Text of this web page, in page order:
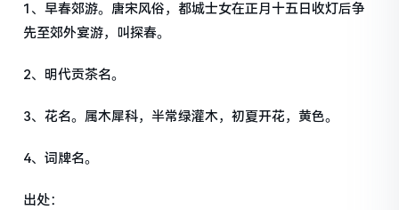
1、早春郊游。唐宋风俗，都城士女在正月十五日收灯后争
先至郊外宴游，叫探春。
2、明代贡茶名。
3、花名。属木犀科，半常绿灌木，初夏开花，黄色。
4、词牌名。
出处：